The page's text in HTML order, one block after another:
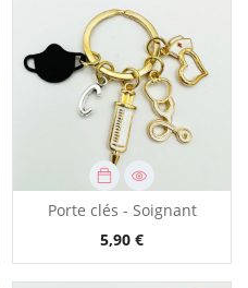
Porte clés - Soignant
5,90 €